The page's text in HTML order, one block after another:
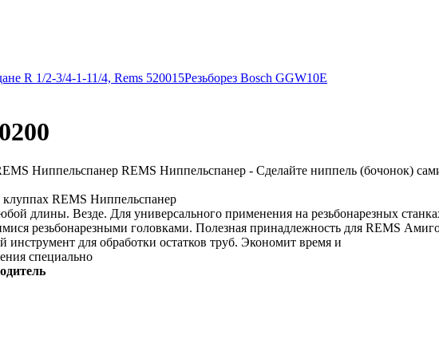
R 1/2-3/4-1-11/4, Rems 520015Резьборез Bosch GGW10E
Ниппельспанер REMS Ниппельспанер - Сделайте ниппель (бочонок)
клуппах REMS Ниппельспанер
длины. Везде. Для универсального применения на резьбонарезных
резьбонарезными головками. Полезная принадлежность для REMS
для обработки остатков труб. Экономит время и
специально